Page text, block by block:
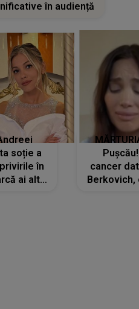
în audiență
soție a
în
ai altă
cancer
Berkovich,